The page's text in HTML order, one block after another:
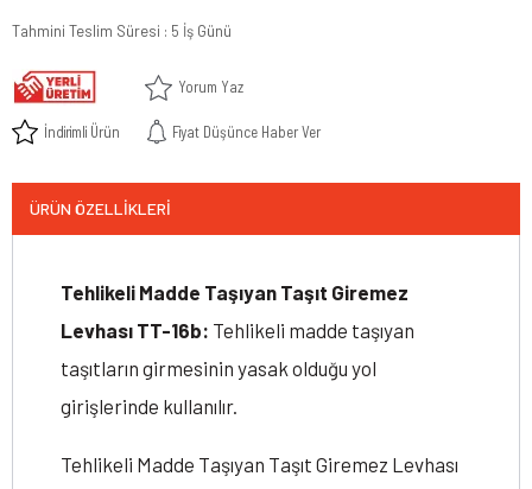
Tahmini Teslim Süresi : 5 İş Günü
Yorum Yaz
İndirimli Ürün Fiyat Düşünce Haber Ver
ÜRÜN ÖZELLIKLERI
Tehlikeli Madde Taşıyan Taşıt Giremez
Levhası TT-16b: Tehlikeli madde taşıyan
taşıtların girmesinin yasak olduğu yol
girişlerinde kullanılır.
Tehlikeli Madde Taşıyan Taşıt Giremez Levhası